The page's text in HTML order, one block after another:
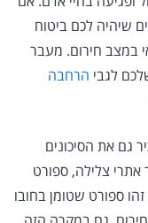
שיהיה לכם ביטוח
במצב חירום. מעבר
לגבי הרחבה
גם את הסיכונים
אתרי צלילה, ספורט
ספורט שטומן בחובו